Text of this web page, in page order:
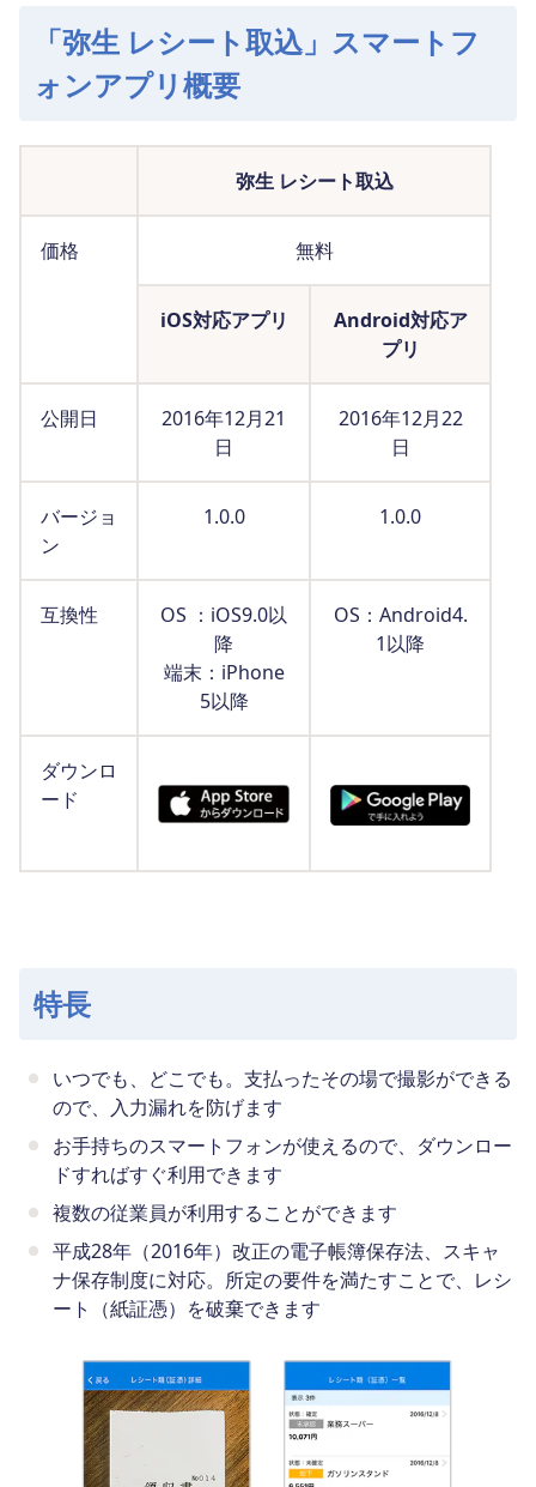
「弥生 レシート取込」スマートフ
ォンアプリ概要
弥生 レシート取込
価格 無料
iOS対応アプリ
Android対応ア
プリ
公開日
2016年12月21
日
2016年12月22
日
バージョ
ン
1.0.0 1.0.0
互換性
OS ：iOS9.0以
降
端末：iPhone
5以降
OS：Android4.
1以降
ダウンロ
ード
特長
いつでも、どこでも。支払ったその場で撮影ができる
ので、入力漏れを防げます
お手持ちのスマートフォンが使えるので、ダウンロー
ドすればすぐ利用できます
複数の従業員が利用することができます
平成28年（2016年）改正の電子帳簿保存法、スキャ
ナ保存制度に対応。所定の要件を満たすことで、レシ
ート（紙証憑）を破棄できます